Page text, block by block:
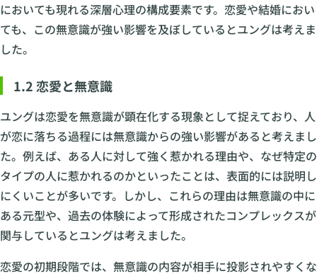
においても現れる深層心理の構成要素です。恋愛や結婚におい
ても、この無意識が強い影響を及ぼしているとユングは考えま
した。
1.2 恋愛と無意識
ユングは恋愛を無意識が顕在化する現象として捉えており、人
が恋に落ちる過程には無意識からの強い影響があると考えまし
た。例えば、ある人に対して強く惹かれる理由や、なぜ特定の
タイプの人に惹かれるのかといったことは、表面的には説明し
にくいことが多いです。しかし、これらの理由は無意識の中に
ある元型や、過去の体験によって形成されたコンプレックスが
関与しているとユングは考えました。
恋愛の初期段階では、無意識の内容が相手に投影されやすくな